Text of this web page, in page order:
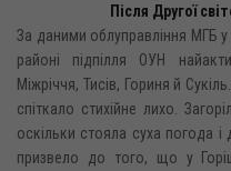
Після Другої
За даними облуправління МГБ
районі підпілля ОУН
Міжріччя, Тисів, Гориня й
спіткало стихійне лихо.
оскільки стояла суха погода і
призвело до того, що у